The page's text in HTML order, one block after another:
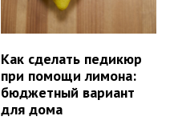
Как сделать педикюр
при помощи лимона:
бюджетный вариант
для дома